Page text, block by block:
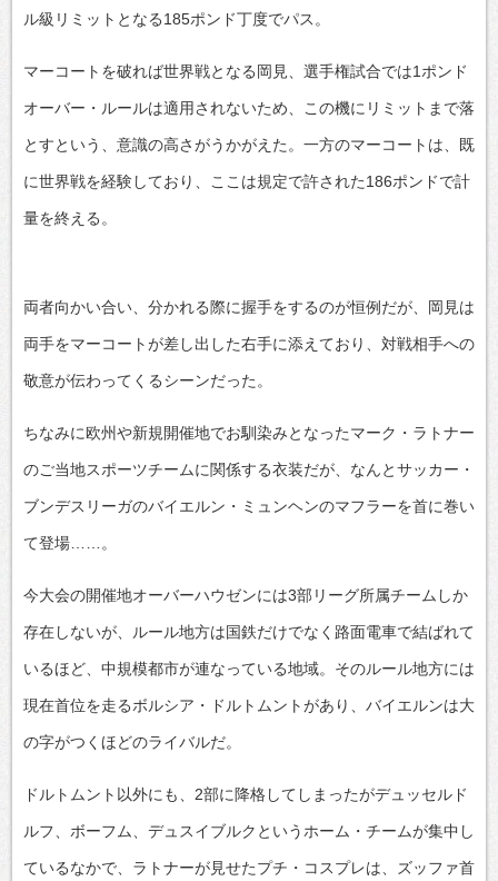
ル級リミットとなる185ポンド丁度でパス。
マーコートを破れば世界戦となる岡見、選手権試合では1ポンド
オーバー・ルールは適用されないため、この機にリミットまで落
とすという、意識の高さがうかがえた。一方のマーコートは、既
に世界戦を経験しており、ここは規定で許された186ポンドで計
量を終える。
両者向かい合い、分かれる際に握手をするのが恒例だが、岡見は
両手をマーコートが差し出した右手に添えており、対戦相手への
敬意が伝わってくるシーンだった。
ちなみに欧州や新規開催地でお馴染みとなったマーク・ラトナー
のご当地スポーツチームに関係する衣装だが、なんとサッカー・
ブンデスリーガのバイエルン・ミュンヘンのマフラーを首に巻い
て登場……。
今大会の開催地オーバーハウゼンには3部リーグ所属チームしか
存在しないが、ルール地方は国鉄だけでなく路面電車で結ばれて
いるほど、中規模都市が連なっている地域。そのルール地方には
現在首位を走るボルシア・ドルトムントがあり、バイエルンは大
の字がつくほどのライバルだ。
ドルトムント以外にも、2部に降格してしまったがデュッセルド
ルフ、ボーフム、デュスイブルクというホーム・チームが集中し
ているなかで、ラトナーが見せたプチ・コスプレは、ズッファ首